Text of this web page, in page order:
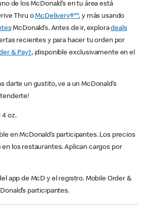
de los McDonald’s en tu área está
Thru oMcDelivery®**, y más usando
McDonald’s. Antes de ir, exploradeals
recientes y para hacer tu orden por
& Pay†, ¡disponible exclusivamente en el
darte un gustito, ve a un McDonald’s
4 oz.
en McDonald’s participantes. Los precios
los restaurantes. Aplican cargos por
app de McD y el registro. Mobile Order &
participantes.